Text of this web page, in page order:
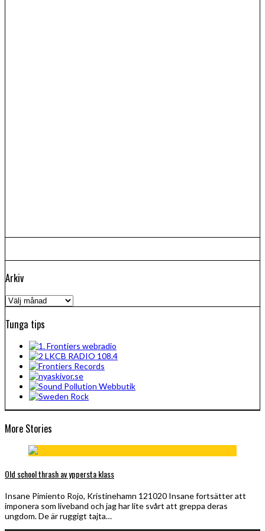
Arkiv
Arkiv
Tunga tips
More Stories
Old school thrash av yppersta klass
Insane Pimiento Rojo, Kristinehamn 121020 Insane fortsätter att
imponera som liveband och jag har lite svårt att greppa deras
ungdom. De är ruggigt tajta…